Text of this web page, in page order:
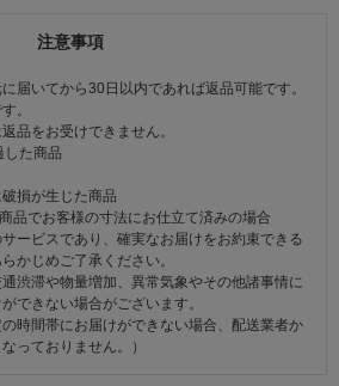
注意事項
届いてから30日以内であれば返品可能です。
。
品をお受けできません。
した商品
損が生じた商品
品でお客様の寸法にお仕立て済みの場合
ービスであり、確実なお届けをお約束できる
かじめご了承ください。
渋滞や物量増加、異常気象やその他諸事情に
できない場合がございます。
時間帯にお届けができない場合、配送業者か
っておりません。）